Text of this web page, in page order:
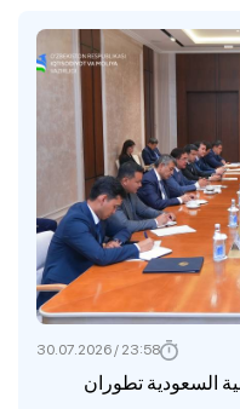
السعودية تطوران
23:58 / 30.07.2026